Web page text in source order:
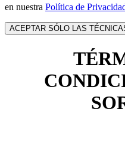
en nuestra Política de
ACEPTAR SÓLO LAS